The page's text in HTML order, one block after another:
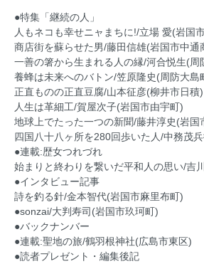
●特集「継続の人」
人もネコも幸せニャまちに!/立場 愛(岩国
商店街を蘇らせた男/藤田信雄(岩国市中通
一善の箸から生まれる人の縁/河合悦生(周
養蜂は未来へのバトン/笠原隆史(周防大島
正直ものの正直豆腐/山本征彦(柳井市日積)
人生は革細工/賀屋次子(岩国市由宇町)
地球上でたった一つの新聞/藤井淳史(岩国
四国八十八ヶ所を280回歩いた人/中務茂
●連載:歴女つれづれ
始まりと終わりを繋いだ平和人の思い/吉
●インタビュー記事
詩を釣る針/金本智代(岩国市麻里布町)
●sonzai/大判寿司(岩国市玖珂町)
●バックナンバー
●連載:聖地の旅/鶴羽根神社(広島市東区)
●読者プレゼント・編集後記